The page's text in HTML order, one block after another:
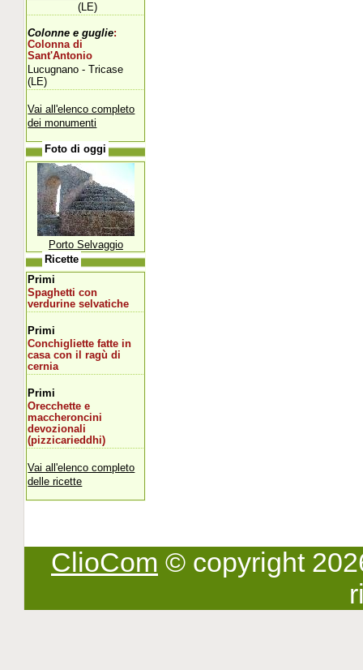
(LE)
Colonne e guglie:
Colonna di
Sant'Antonio
Lucugnano - Tricase
(LE)
Vai all'elenco completo
dei monumenti
Foto di oggi
Porto Selvaggio
Ricette
Primi
Spaghetti con
verdurine selvatiche
Primi
Conchigliette fatte in
casa con il ragù di
cernia
Primi
Orecchette e
maccheroncini
devozionali
(pizzicarieddhi)
Vai all'elenco completo
delle ricette
ClioCom © copyright